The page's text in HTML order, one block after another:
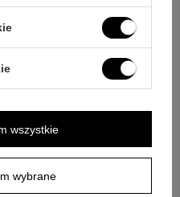
65,00 zł
wybrane
wszystkie